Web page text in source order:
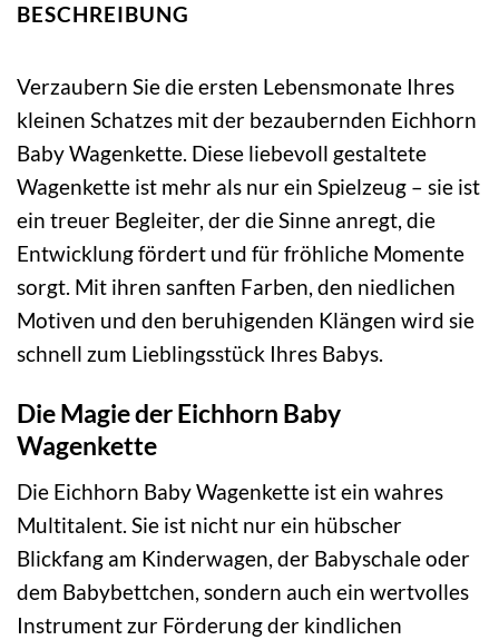
BESCHREIBUNG
Verzaubern Sie die ersten Lebensmonate Ihres
kleinen Schatzes mit der bezaubernden Eichhorn
Baby Wagenkette. Diese liebevoll gestaltete
Wagenkette ist mehr als nur ein Spielzeug – sie ist
ein treuer Begleiter, der die Sinne anregt, die
Entwicklung fördert und für fröhliche Momente
sorgt. Mit ihren sanften Farben, den niedlichen
Motiven und den beruhigenden Klängen wird sie
schnell zum Lieblingsstück Ihres Babys.
Die Magie der Eichhorn Baby
Wagenkette
Die Eichhorn Baby Wagenkette ist ein wahres
Multitalent. Sie ist nicht nur ein hübscher
Blickfang am Kinderwagen, der Babyschale oder
dem Babybettchen, sondern auch ein wertvolles
Instrument zur Förderung der kindlichen